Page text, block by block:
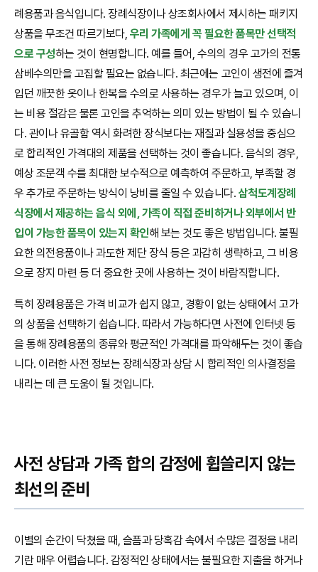
례용품과 음식입니다. 장례식장이나 상조회사에서 제시하는 패키지
상품을 무조건 따르기보다, 우리 가족에게 꼭 필요한 품목만 선택적
으로 구성하는 것이 현명합니다. 예를 들어, 수의의 경우 고가의 전통
삼베수의만을 고집할 필요는 없습니다. 최근에는 고인이 생전에 즐겨
입던 깨끗한 옷이나 한복을 수의로 사용하는 경우가 늘고 있으며, 이
는 비용 절감은 물론 고인을 추억하는 의미 있는 방법이 될 수 있습니
다. 관이나 유골함 역시 화려한 장식보다는 재질과 실용성을 중심으
로 합리적인 가격대의 제품을 선택하는 것이 좋습니다. 음식의 경우,
예상 조문객 수를 최대한 보수적으로 예측하여 주문하고, 부족할 경
우 추가로 주문하는 방식이 낭비를 줄일 수 있습니다. 삼척도계장례
식장에서 제공하는 음식 외에, 가족이 직접 준비하거나 외부에서 반
입이 가능한 품목이 있는지 확인해 보는 것도 좋은 방법입니다. 불필
요한 의전용품이나 과도한 제단 장식 등은 과감히 생략하고, 그 비용
으로 장지 마련 등 더 중요한 곳에 사용하는 것이 바람직합니다.
특히 장례용품은 가격 비교가 쉽지 않고, 경황이 없는 상태에서 고가
의 상품을 선택하기 쉽습니다. 따라서 가능하다면 사전에 인터넷 등
을 통해 장례용품의 종류와 평균적인 가격대를 파악해두는 것이 좋습
니다. 이러한 사전 정보는 장례식장과 상담 시 합리적인 의사결정을
내리는 데 큰 도움이 될 것입니다.
사전 상담과 가족 합의 감정에 휩쓸리지 않는
최선의 준비
이별의 순간이 닥쳤을 때, 슬픔과 당혹감 속에서 수많은 결정을 내리
기란 매우 어렵습니다. 감정적인 상태에서는 불필요한 지출을 하거나